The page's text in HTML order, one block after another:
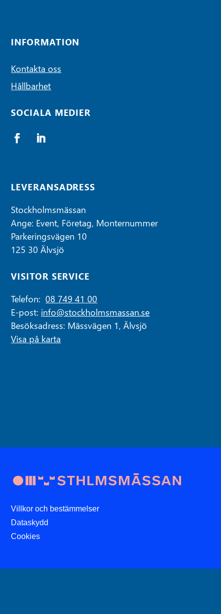
INFORMATION
Kontakta oss
Hållbarhet
SOCIALA MEDIER
LEVERANSADRESS
Stockholmsmässan
Ange: Event, Företag, Monternummer
Parkeringsvägen 10
125 30 Älvsjö
VISITOR SERVICE
Telefon:08 749 41 00
E-post: info@stockholmsmassan.se
Besöksadress: Mässvägen 1, Älvsjö
Visa på karta
Villkor och bestämmelser
Dataskydd
Cookies